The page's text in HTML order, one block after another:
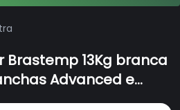
Brastemp 13Kg branca
Advanced e